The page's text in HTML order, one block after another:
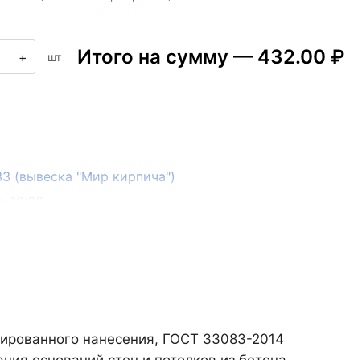
+ шт Итого на сумму — 432.00 ₽
(вывеска "Мир кирпича")
нанесения, ГОСТ 33083-2014